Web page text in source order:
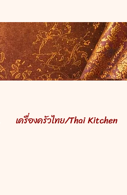
เครื่องครัวไทย/Thai Kitchen